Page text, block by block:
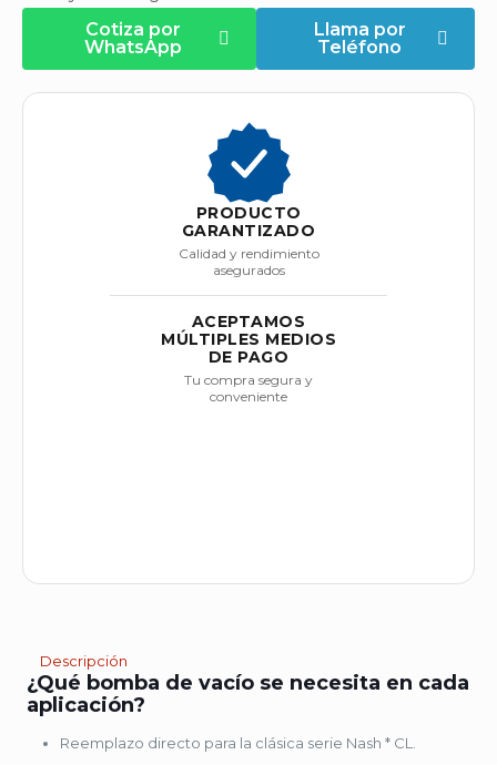
Cotiza por
WhatsApp
Llama por
Teléfono
PRODUCTO
GARANTIZADO
Calidad y rendimiento
asegurados
ACEPTAMOS
MÚLTIPLES MEDIOS
DE PAGO
Tu compra segura y
conveniente
Descripción
¿Qué bomba de vacío se necesita en cada
aplicación?
Reemplazo directo para la clásica serie Nash * CL.